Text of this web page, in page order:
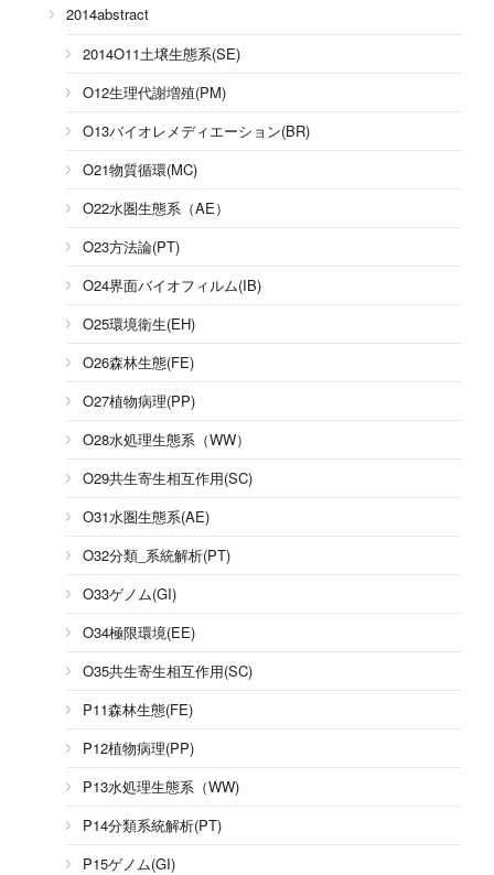
2014abstract
2014O11土壌生態系(SE)
O12生理代謝増殖(PM)
O13バイオレメディエーション(BR)
O21物質循環(MC)
O22水圏生態系（AE）
O23方法論(PT)
O24界面バイオフィルム(IB)
O25環境衛生(EH)
O26森林生態(FE)
O27植物病理(PP)
O28水処理生態系（WW）
O29共生寄生相互作用(SC)
O31水圏生態系(AE)
O32分類_系統解析(PT)
O33ゲノム(GI)
O34極限環境(EE)
O35共生寄生相互作用(SC)
P11森林生態(FE)
P12植物病理(PP)
P13水処理生態系（WW)
P14分類系統解析(PT)
P15ゲノム(GI)